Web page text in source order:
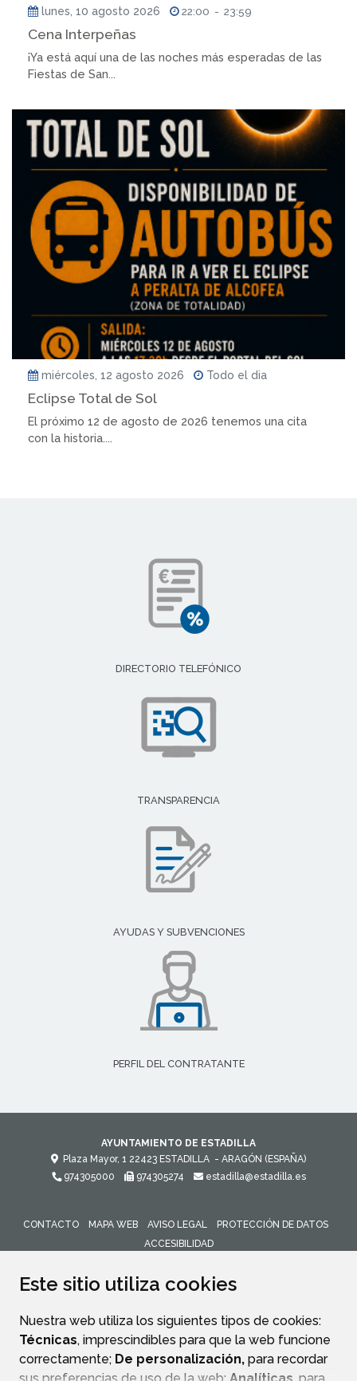
Este sitio utiliza cookies
Nuestra web utiliza los siguientes tipos de cookies:
Técnicas, imprescindibles para que la web funcione
correctamente; De personalización, para recordar
lunes, 10 agosto 2026 22:00 - 23:59
Cena Interpeñas
¡Ya está aquí una de las noches más esperadas de las
Fiestas de San...
miércoles, 12 agosto 2026 Todo el dia
Eclipse Total de Sol
El próximo 12 de agosto de 2026 tenemos una cita
con la historia....
DIRECTORIO TELEFÓNICO
TRANSPARENCIA
AYUDAS Y SUBVENCIONES
PERFIL DEL CONTRATANTE
AYUNTAMIENTO DE ESTADILLA
Plaza Mayor, 1 22423 ESTADILLA - ARAGÓN (ESPAÑA)
974305000
974305274 estadilla@estadilla.es
CONTACTO MAPA WEB AVISO LEGAL
PROTECCIÓN DE DATOS
ACCESIBILIDAD